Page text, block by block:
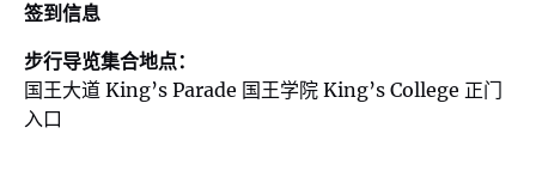
签到信息
步行导览集合地点：
国王大道 King’s Parade 国王学院 King’s College 正门
入口